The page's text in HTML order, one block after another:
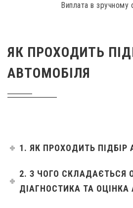
Виплата в зручному
ЯК ПРОХОДИТЬ
АВТОМОБІЛЯ
1. ЯК ПРОХОДИТЬ ПІДБІР
2. З ЧОГО СКЛАДАЄТЬСЯ
ДІАГНОСТИКА ТА ОЦІНКА